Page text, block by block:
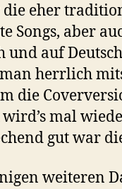
eher
Songs, aber
und auf
herrlich
die
wird’s mal
gut war
weiteren